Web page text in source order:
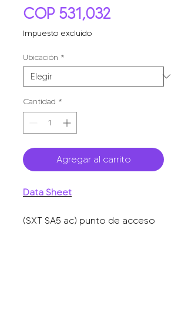
COP 531,032
Impuesto excluido
Ubicación *
Cantidad *
Agregar al carrito
Data Sheet
(SXT SA5 ac) punto de acceso